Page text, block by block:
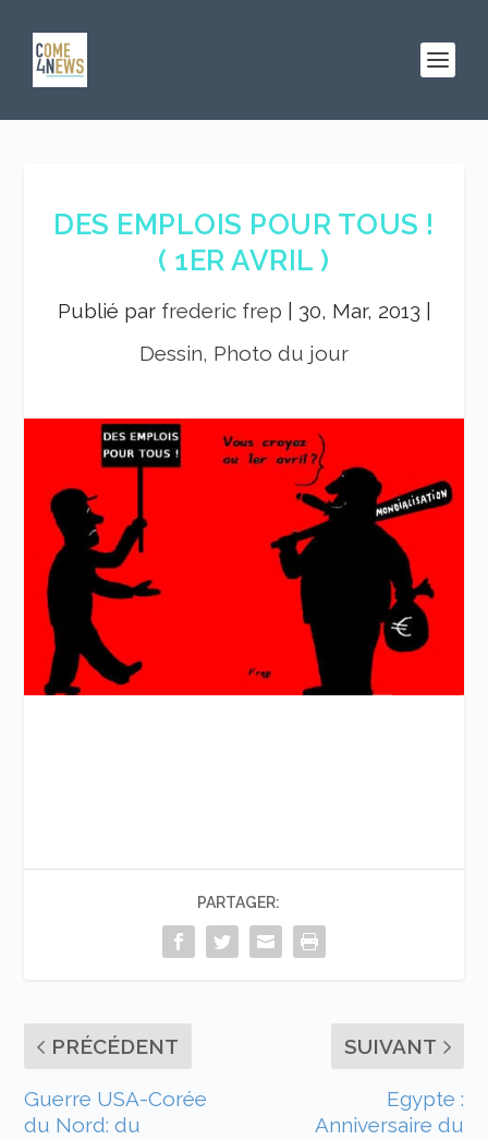
DES EMPLOIS POUR TOUS !
( 1ER AVRIL )
Publié par frederic frep 30, Mar, 2013
Dessin, Photo du jour
PARTAGER:
PRÉCÉDENT
Guerre USA-Corée
du Nord: du
SUIVANT
Egypte :
Anniversaire du